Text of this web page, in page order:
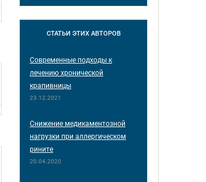
СТАТЬИ ЭТИХ АВТОРОВ
Современные подходы к
лечению хронической
крапивницы
23.12.2021
Снижение медикаментозной
нагрузки при аллергическом
рините
20.04.2020